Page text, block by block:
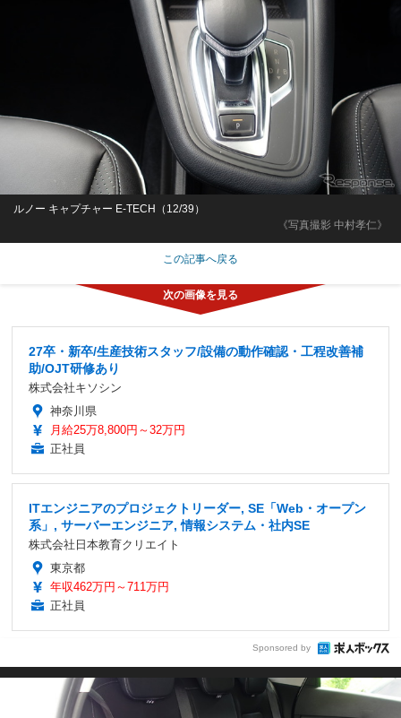
《写真撮影 中村孝仁》
ルノー キャプチャー E-TECH（12/39）
この記事へ戻る
27卒・新卒/生産技術スタッフ/設備の動作確認・工程改善補
助/OJT研修あり
株式会社キソシン
神奈川県
月給25万8,800円～32万円
正社員
ITエンジニアのプロジェクトリーダー, SE「Web・オープン
系」, サーバーエンジニア, 情報システム・社内SE
株式会社日本教育クリエイト
東京都
年収462万円～711万円
正社員
Sponsored by